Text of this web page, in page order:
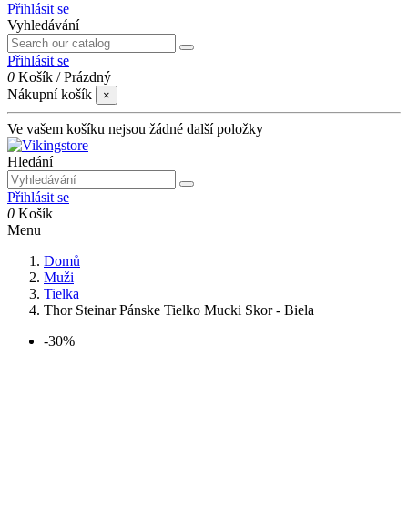
Přihlásit se
Vyhledávání
Přihlásit se
0 Košík /Prázdný
Nákupní košík
×
Ve vašem košíku nejsou žádné další položky
Hledání
Přihlásit se
0 Košík
Menu
Domů
Muži
Tielka
Thor Steinar Pánske Tielko Mucki Skor - Biela
-30%